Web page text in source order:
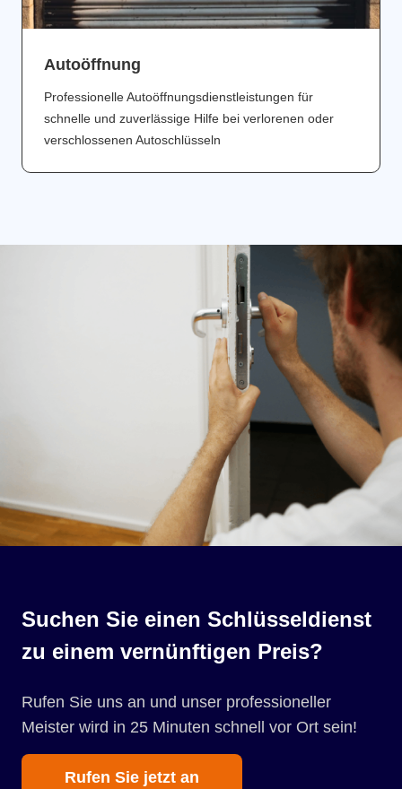
Аutoöffnung
Professionelle Autoöffnungsdienstleistungen für
schnelle und zuverlässige Hilfe bei verlorenen oder
verschlossenen Autoschlüsseln
Suchen Sie einen Schlüsseldienst
zu einem vernünftigen Preis?
Rufen Sie uns an und unser professioneller
Meister wird in 25 Minuten schnell vor Ort sein!
Rufen Sie jetzt an